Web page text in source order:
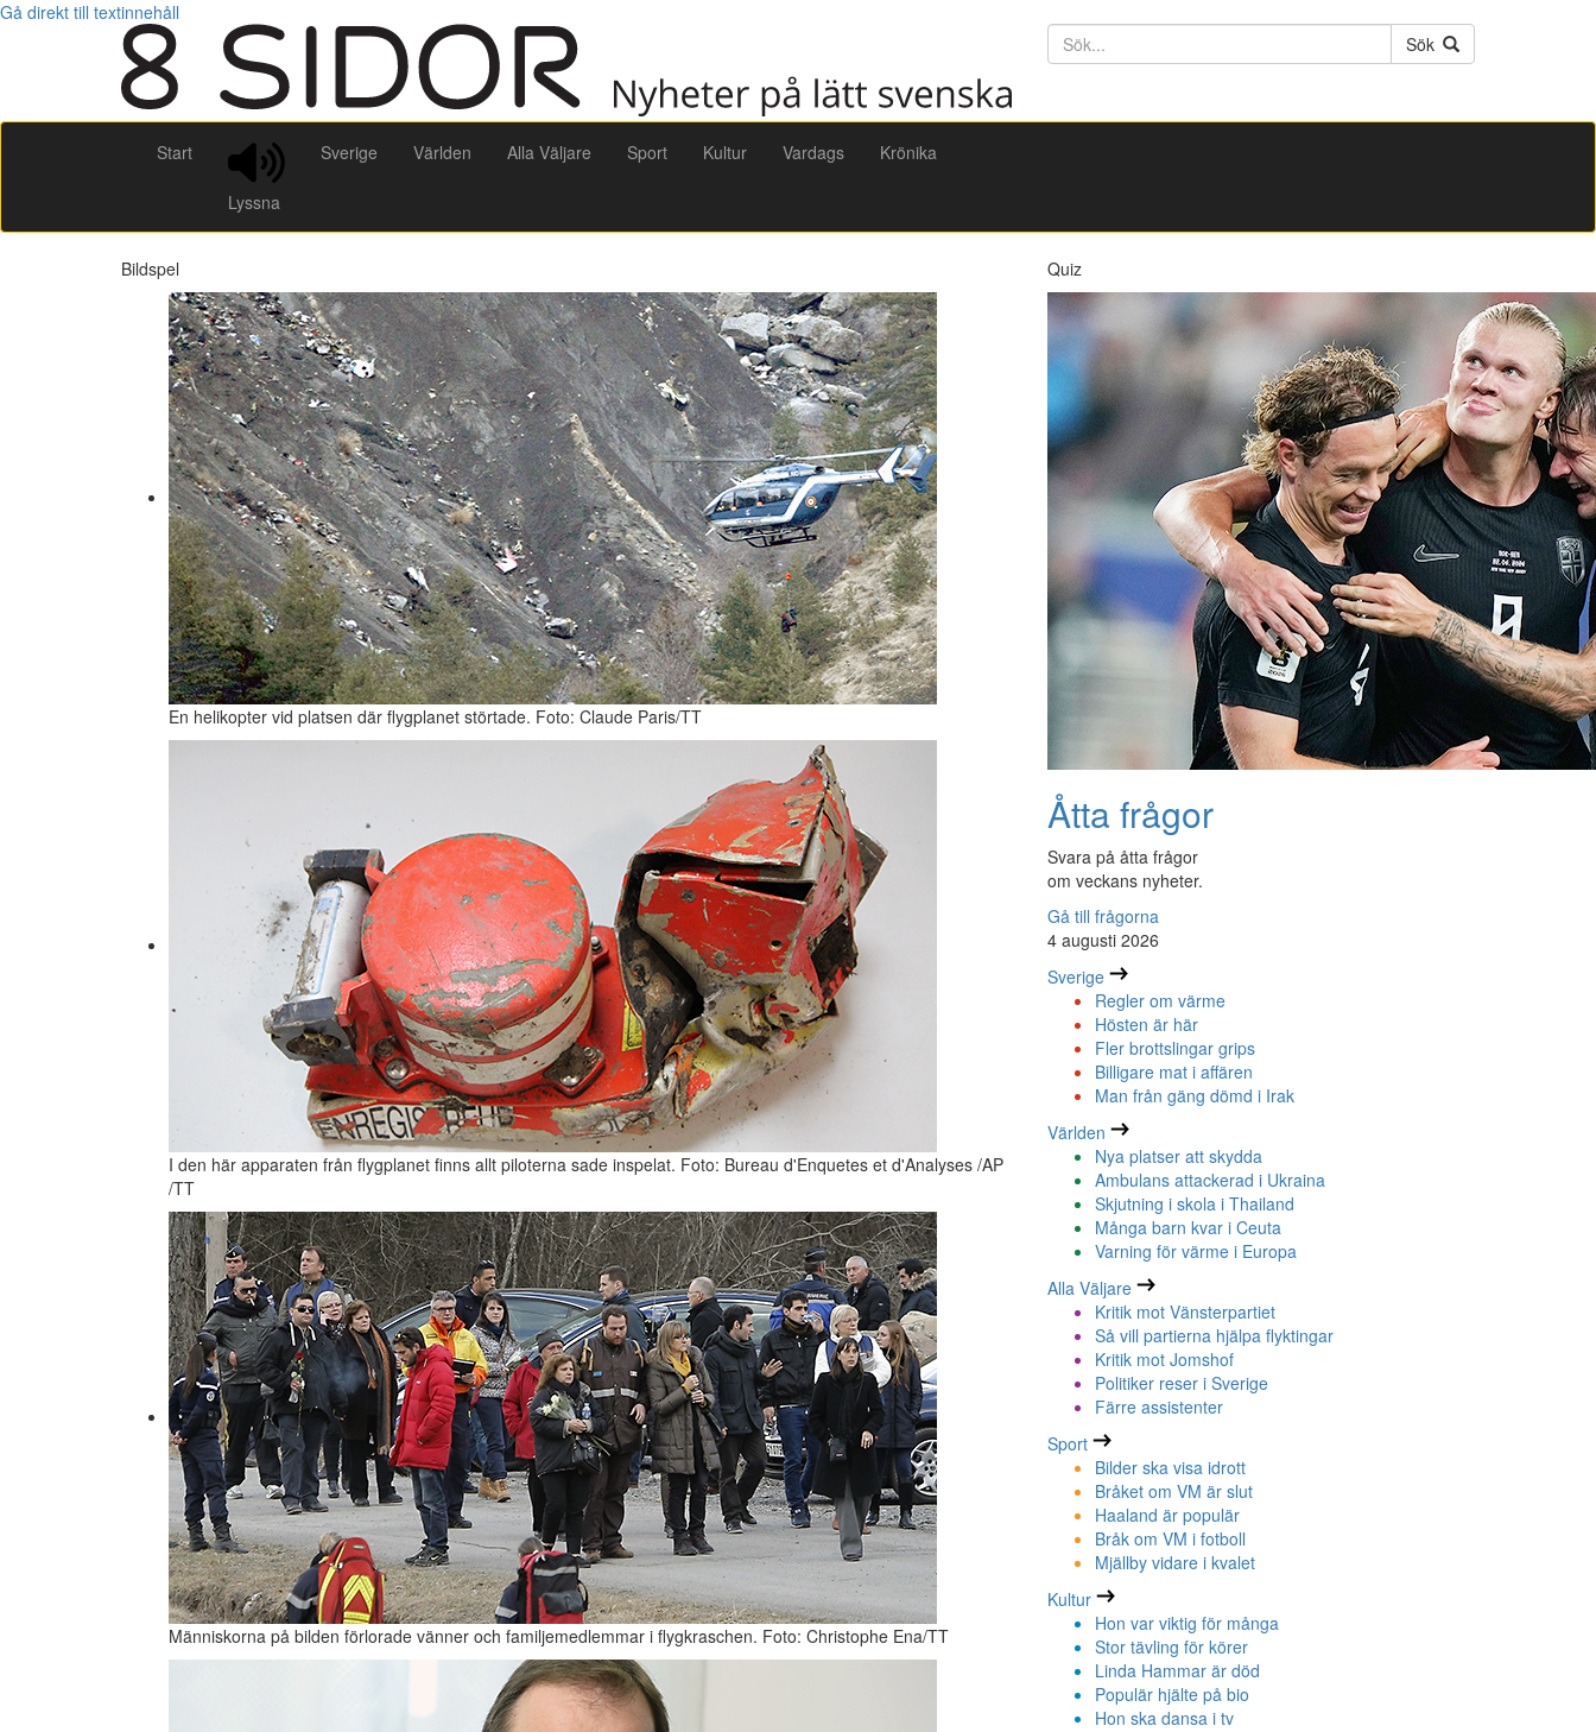
Gå direkt till textinnehåll
Söktext
Sök
Start
Lyssna
Sverige Världen Alla Väljare Sport Kultur Vardags Krönika
Bildspel
En helikopter vid platsen där flygplanet störtade. Foto: Claude Paris/TT
I den här apparaten från flygplanet finns allt piloterna sade inspelat. Foto: Bureau d'Enquetes et d'Analyses /AP
/TT
Människorna på bilden förlorade vänner och familjemedlemmar i flygkraschen. Foto: Christophe Ena/TT
Quiz
Åtta frågor
Svara på åtta frågor
om veckans nyheter.
Gå till frågorna
4 augusti 2026
Sverige
Regler om värme
Hösten är här
Fler brottslingar grips
Billigare mat i affären
Man från gäng dömd i Irak
Världen
Nya platser att skydda
Ambulans attackerad i Ukraina
Skjutning i skola i Thailand
Många barn kvar i Ceuta
Varning för värme i Europa
Alla Väljare
Kritik mot Vänsterpartiet
Så vill partierna hjälpa flyktingar
Kritik mot Jomshof
Politiker reser i Sverige
Färre assistenter
Sport
Bilder ska visa idrott
Bråket om VM är slut
Haaland är populär
Bråk om VM i fotboll
Mjällby vidare i kvalet
Kultur
Hon var viktig för många
Stor tävling för körer
Linda Hammar är död
Populär hjälte på bio
Hon ska dansa i tv